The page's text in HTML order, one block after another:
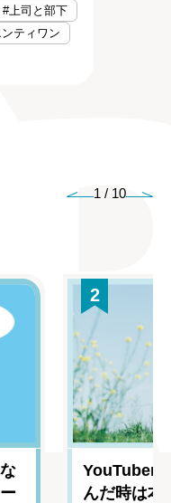
#上司と部下
ティワン
1 / 10
2
YouTuber
んだ時は